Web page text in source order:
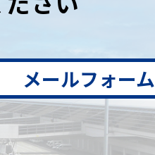
メールフォーム